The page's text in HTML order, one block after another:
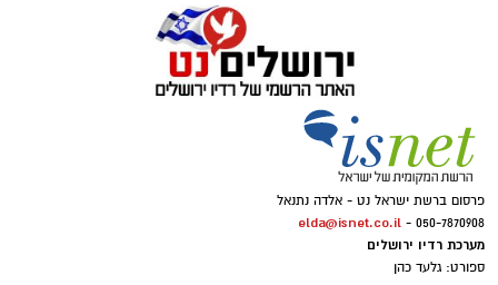
פרסום ברשת ישראל נט - אלדה נתנאל
050-7870908 -
elda@isnet.co.il
מערכת רדיו ירושלים
ספורט: גלעד כהן